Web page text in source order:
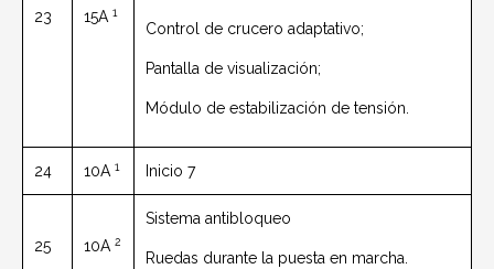
23 15A 1
Control de crucero adaptativo;
Pantalla de visualización;
Módulo de estabilización de tensión.
24 10A 1 Inicio 7
25 10A 2
Sistema antibloqueo
Ruedas durante la puesta en marcha.